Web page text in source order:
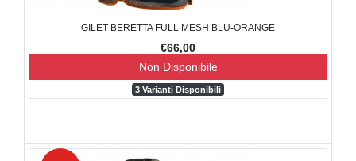
GILET BERETTA FULL MESH BLU-ORANGE
€66,00
Non Disponibile
3 Varianti Disponibili